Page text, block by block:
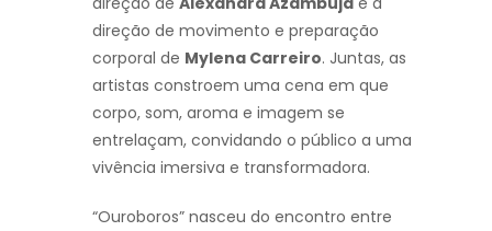
direção de movimento e preparação
corporal de Mylena Carreiro. Juntas, as
artistas constroem uma cena em que
corpo, som, aroma e imagem se
entrelaçam, convidando o público a uma
vivência imersiva e transformadora.
“Ouroboros” nasceu do encontro entre